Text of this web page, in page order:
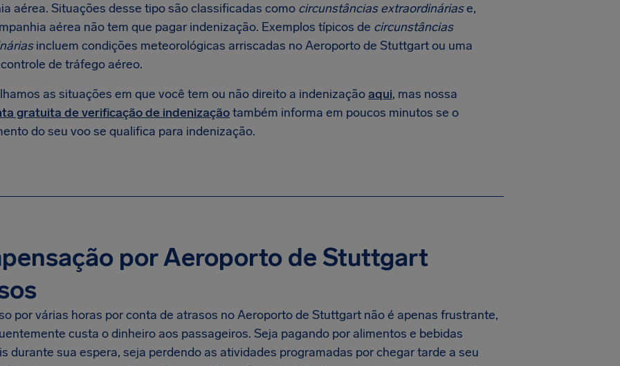
aérea. Situações desse tipo são classificadas como circunstâncias extraordináriase,
aérea não tem que pagar indenização. Exemplos típicos de circunstâncias
incluem condições meteorológicas arriscadas no Aeroporto de Stuttgart ou uma
de tráfego aéreo.
as situações em que você tem ou não direito a indenizaçãoaqui, mas nossa
gratuita de verificação de indenizaçãotambém informa em poucos minutos se o
do seu voo se qualifica para indenização.
por Aeroporto de Stuttgart
por várias horas por conta de atrasos no Aeroporto de Stuttgart não é apenas frustrante,
custa o dinheiro aos passageiros. Seja pagando por alimentos e bebidas
durante sua espera, seja perdendo as atividades programadas por chegar tarde a seu